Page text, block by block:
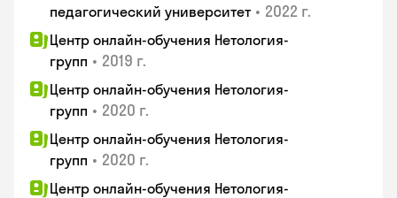
педагогический университет • 2022 г.
Центр онлайн-обучения Нетология-
групп • 2019 г.
Центр онлайн-обучения Нетология-
групп • 2020 г.
Центр онлайн-обучения Нетология-
групп • 2020 г.
Центр онлайн-обучения Нетология-